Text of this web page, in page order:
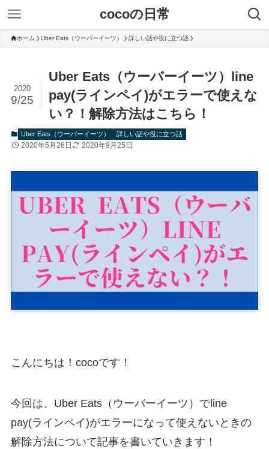
cocoの日常
ホーム Uber Eats（ウーバーイーツ） 詳しい話や役に立つ話
Uber Eats（ウーバーイーツ）line
pay(ラインペイ)がエラーで使えな
い？！解除方法はこちら！
2020
9/25
Uber Eats（ウーバーイーツ） 詳しい話や役に立つ話
2020年6月26日 2020年9月25日
こんにちは！cocoです！
今回は、Uber Eats（ウーバーイーツ）でline
pay(ラインペイ)がエラーになって使えないときの
解除方法について記事を書いていきます！